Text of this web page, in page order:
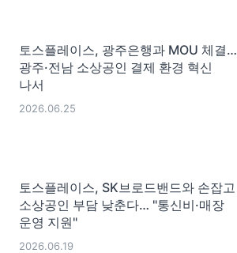
토스플레이스, 광주은행과 MOU 체결…
광주·전남 소상공인 결제 환경 혁신
나서
2026.06.25
토스플레이스, SK브로드밴드와 손잡고
소상공인 부담 낮춘다… "통신비·매장
운영 지원"
2026.06.19